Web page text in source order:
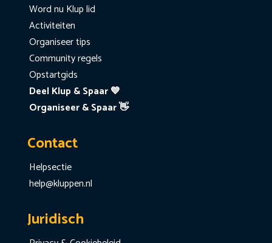
Word nu Klup lid
Activiteiten
Organiseer tips
Community regels
Opstartgids
Deel Klup & Spaar 💙
Organiseer & Spaar 👋
Contact
Helpsectie
help@kluppen.nl
Juridisch